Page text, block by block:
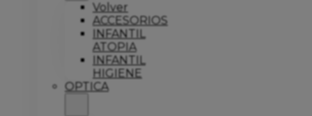
Volver
ACCESORIOS
INFANTIL
ATOPIA
INFANTIL
HIGIENE
OPTICA